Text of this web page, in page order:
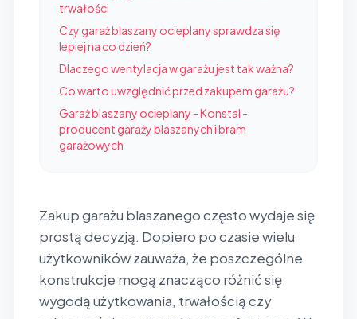
trwałości
Czy garaż blaszany ocieplany sprawdza się
lepiej na co dzień?
Dlaczego wentylacja w garażu jest tak ważna?
Co warto uwzględnić przed zakupem garażu?
Garaż blaszany ocieplany - Konstal -
producent garaży blaszanych i bram
garażowych
Zakup garażu blaszanego często wydaje się
prostą decyzją. Dopiero po czasie wielu
użytkowników zauważa, że poszczególne
konstrukcje mogą znacząco różnić się
wygodą użytkowania, trwałością czy